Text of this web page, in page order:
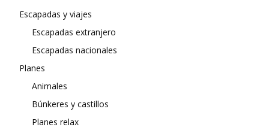
Escapadas y viajes
Escapadas extranjero
Escapadas nacionales
Planes
Animales
Búnkeres y castillos
Planes relax